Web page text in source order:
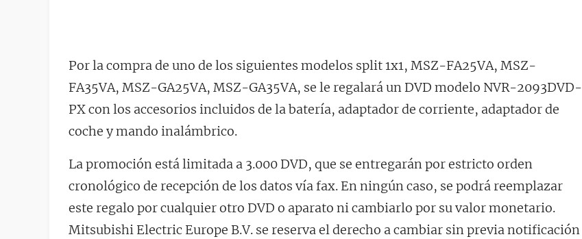
Por la compra de uno de los siguientes modelos split 1x1, MSZ-FA25VA, MSZ-
FA35VA, MSZ-GA25VA, MSZ-GA35VA, se le regalará un DVD modelo NVR-2093DVD-
PX con los accesorios incluidos de la batería, adaptador de corriente, adaptador de
coche y mando inalámbrico.
La promoción está limitada a 3.000 DVD, que se entregarán por estricto orden
cronológico de recepción de los datos vía fax. En ningún caso, se podrá reemplazar
este regalo por cualquier otro DVD o aparato ni cambiarlo por su valor monetario.
Mitsubishi Electric Europe B.V. se reserva el derecho a cambiar sin previa notificación